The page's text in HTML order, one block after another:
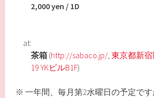
2,000 yen / 1D
at:
茶箱 (http://sabaco.jp/ ,東京都新
19 YKビルB1F)
※ 一年間、毎月第2水曜日の予定で